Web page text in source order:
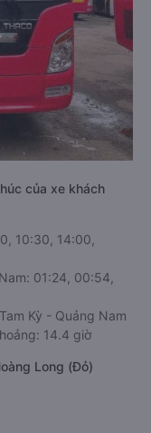
của xe khách
10:30, 14:00,
01:24, 00:54,
Kỳ - Quảng Nam
14.4 giờ
Long (Đỏ)